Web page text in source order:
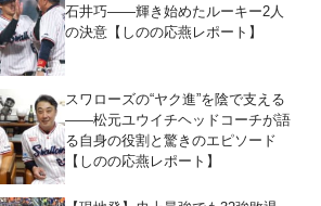
石井巧――輝き始めたルーキー2人
の決意【しのの応燕レポート】
スワローズの“ヤク進”を陰で支える
――松元ユウイチヘッドコーチが語
る自身の役割と驚きのエピソード
【しのの応燕レポート】